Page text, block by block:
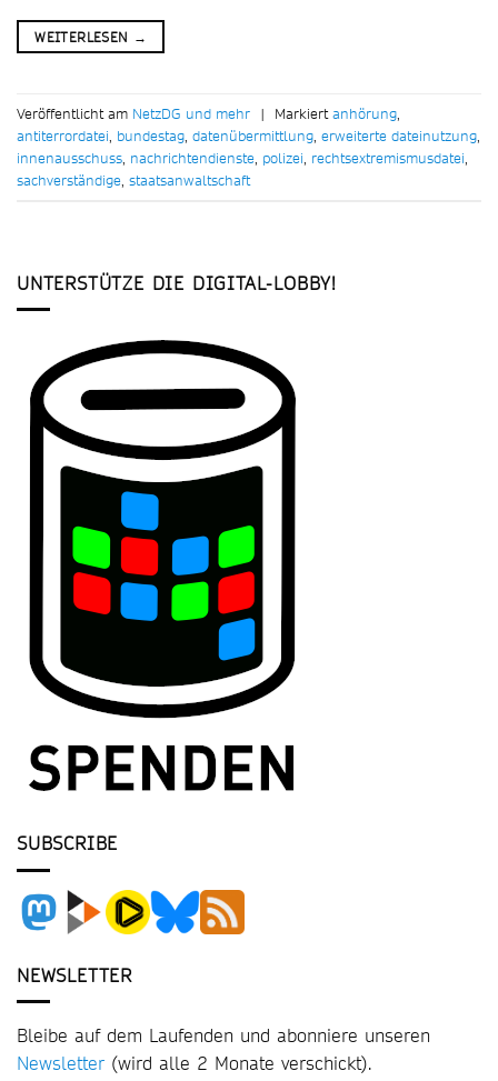
WEITERLESEN →
Veröffentlicht am NetzDG und mehr | Markiertanhörung,
antiterrordatei, bundestag, datenübermittlung, erweiterte dateinutzung,
innenausschuss, nachrichtendienste, polizei, rechtsextremismusdatei,
sachverständige, staatsanwaltschaft
UNTERSTÜTZE DIE DIGITAL-LOBBY!
SUBSCRIBE
NEWSLETTER
Bleibe auf dem Laufenden und abonniere unseren
Newsletter (wird alle 2 Monate verschickt).